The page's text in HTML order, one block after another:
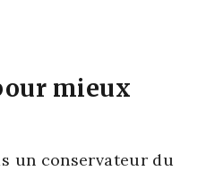
mieux
un conser­va­teur du